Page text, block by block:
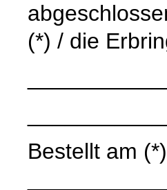
(*) / die
Bestellt am